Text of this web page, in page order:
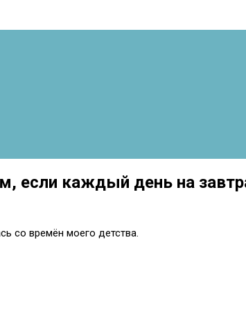
если каждый день на
со времён моего детства.